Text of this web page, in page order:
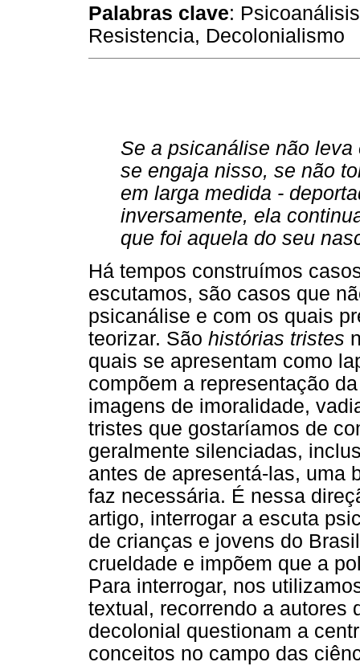
Palabras clave:
Resistencia, Decolonialismo
Se a psicanálise não
se engaja nisso, se não
em larga medida -
inversamente, ela
que foi aquela do seu
Há tempos construímos
escutamos, são casos que
psicanálise e com os quais
teorizar. São histórias tristes
quais se apresentam como
compõem a representação
imagens de imoralidade,
tristes que gostaríamos de
geralmente silenciadas,
antes de apresentá-las, uma
faz necessária. É nessa
artigo, interrogar a escuta
de crianças e jovens do
crueldade e impõem que a
Para interrogar, nos
textual, recorrendo a autores
decolonial questionam a
conceitos no campo das